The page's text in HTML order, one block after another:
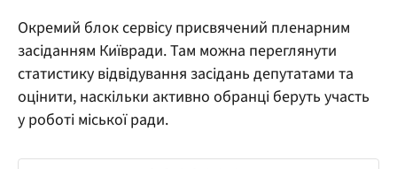
Окремий блок сервісу присвячений пленарним
засіданням Київради. Там можна переглянути
статистику відвідування засідань депутатами та
оцінити, наскільки активно обранці беруть участь
у роботі міської ради.